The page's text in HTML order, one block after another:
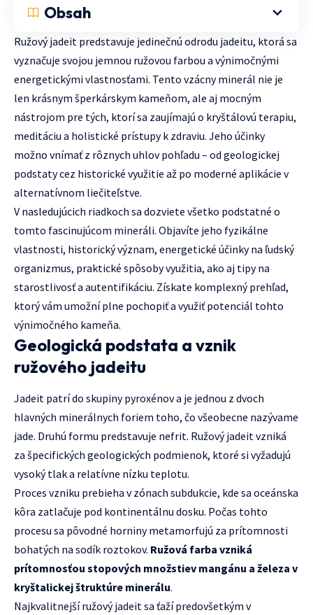
Obsah
Ružový jadeit predstavuje jedinečnú odrodu jadeitu, ktorá sa
vyznačuje svojou jemnou ružovou farbou a výnimočnými
energetickými vlastnosťami. Tento vzácny minerál nie je
len krásnym šperkárskym kameňom, ale aj mocným
nástrojom pre tých, ktorí sa zaujímajú o kryštálovú terapiu,
meditáciu a holistické prístupy k zdraviu. Jeho účinky
možno vnímať z rôznych uhlov pohľadu – od geologickej
podstaty cez historické využitie až po moderné aplikácie v
alternatívnom liečiteľstve.
V nasledujúcich riadkoch sa dozviete všetko podstatné o
tomto fascinujúcom mineráli. Objavíte jeho fyzikálne
vlastnosti, historický význam, energetické účinky na ľudský
organizmus, praktické spôsoby využitia, ako aj tipy na
starostlivosť a autentifikáciu. Získate komplexný prehľad,
ktorý vám umožní plne pochopiť a využiť potenciál tohto
výnimočného kameňa.
Geologická podstata a vznik
ružového jadeitu
Jadeit patrí do skupiny pyroxénov a je jednou z dvoch
hlavných minerálnych foriem toho, čo všeobecne nazývame
jade. Druhú formu predstavuje nefrit. Ružový jadeit vzniká
za špecifických geologických podmienok, ktoré si vyžadujú
vysoký tlak a relatívne nízku teplotu.
Proces vzniku prebieha v zónach subdukcie, kde sa oceánska
kôra zatlačuje pod kontinentálnu dosku. Počas tohto
procesu sa pôvodné horniny metamorfujú za prítomnosti
bohatých na sodík roztokov. Ružová farba vzniká
prítomnosťou stopových množstiev mangánu a železa v
kryštalickej štruktúre minerálu.
Najkvalitnejší ružový jadeit sa ťaží predovšetkým v